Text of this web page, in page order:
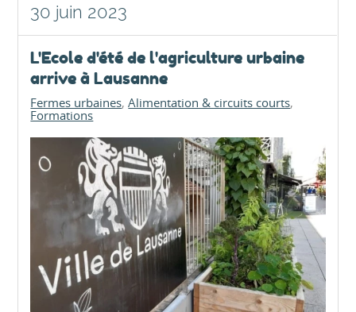
30 juin 2023
L'Ecole d'été de l'agriculture urbaine
arrive à Lausanne
Fermes urbaines Alimentation & circuits courts
Formations